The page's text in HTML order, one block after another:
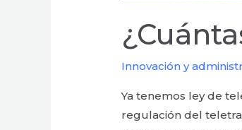
Innovación y
Ya tenemos ley de
regulación del